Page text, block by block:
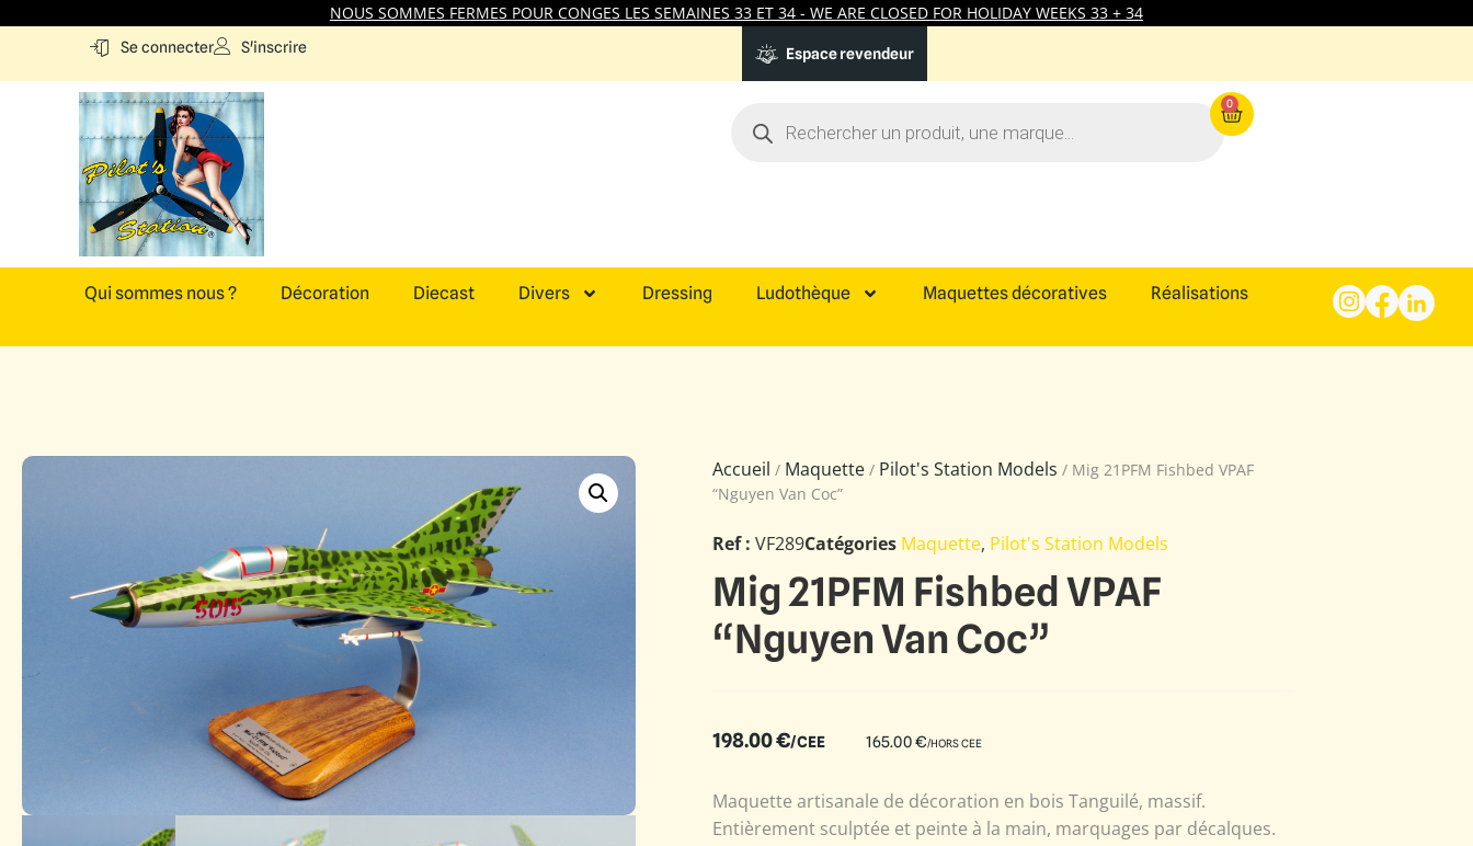
NOUS SOMMES FERMES POUR CONGES LES SEMAINES 33 ET 34 - WE ARE CLOSED FOR HOLIDAY WEEKS 33 + 34
Se connecter S'inscrire Espace revendeur
0
Qui sommes nous ? Décoration Diecast Divers Dressing Ludothèque Maquettes décoratives Réalisations
Accueil / Maquette / Pilot's Station Models / Mig 21PFM Fishbed VPAF
“Nguyen Van Coc”
Ref : VF289Catégories Maquette, Pilot's Station Models
Mig 21PFM Fishbed VPAF
“Nguyen Van Coc”
198.00€/CEE 165.00€/HORS CEE
Maquette artisanale de décoration en bois Tanguilé, massif.
Entièrement sculptée et peinte à la main, marquages par décalques.